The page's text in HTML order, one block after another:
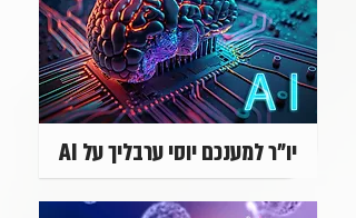
יו"ר למענכם יוסי ערבליך על AI